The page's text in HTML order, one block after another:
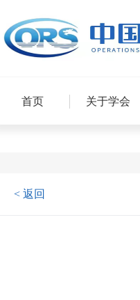
首页 关于学会
< 返回